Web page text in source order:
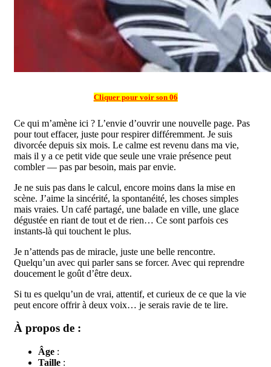
Cliquer pour voir son 06
Ce qui m’amène ici ? L’envie d’ouvrir une nouvelle page. Pas
pour tout effacer, juste pour respirer différemment. Je suis
divorcée depuis six mois. Le calme est revenu dans ma vie,
mais il y a ce petit vide que seule une vraie présence peut
combler — pas par besoin, mais par envie.
Je ne suis pas dans le calcul, encore moins dans la mise en
scène. J’aime la sincérité, la spontanéité, les choses simples
mais vraies. Un café partagé, une balade en ville, une glace
dégustée en riant de tout et de rien… Ce sont parfois ces
instants-là qui touchent le plus.
Je n’attends pas de miracle, juste une belle rencontre.
Quelqu’un avec qui parler sans se forcer. Avec qui reprendre
doucement le goût d’être deux.
Si tu es quelqu’un de vrai, attentif, et curieux de ce que la vie
peut encore offrir à deux voix… je serais ravie de te lire.
À propos de :
Âge :
Taille :